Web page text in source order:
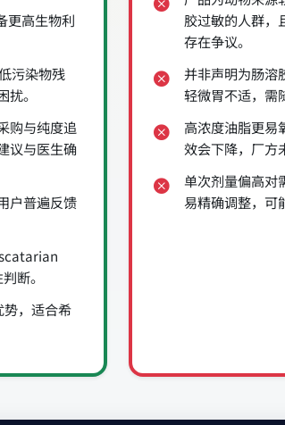
更高生物利
污染物残
。
购与纯度追
议与医生确
户普遍反馈
断。
势，适合希
胶过敏的人群，
存在争议。
并非声明为肠溶
轻微胃不适，需
高浓度油脂更易
效会下降，厂方
单次剂量偏高对
易精确调整，可